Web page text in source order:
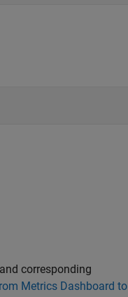
corresponding
Metrics Dashboard to